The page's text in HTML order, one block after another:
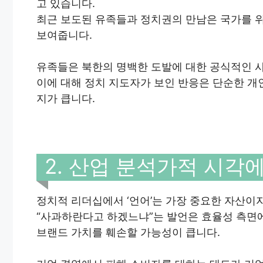
고 있습니다.
최근 보도된 유족들과 정치권의 만남은 국가를
보여줍니다.
유족들은 북한의 명백한 도발에 대한 공식적인
이에 대해 정치 지도자가 보인 반응은 단순한
지가 큽니다.
2. 산업 분석가적 시각
정치적 리더십에서 ‘언어’는 가장 중요한 자산
“사과하란다고 하겠느냐”는 발언은 효율성 측
브랜드 가치를 훼손할 가능성이 큽니다.